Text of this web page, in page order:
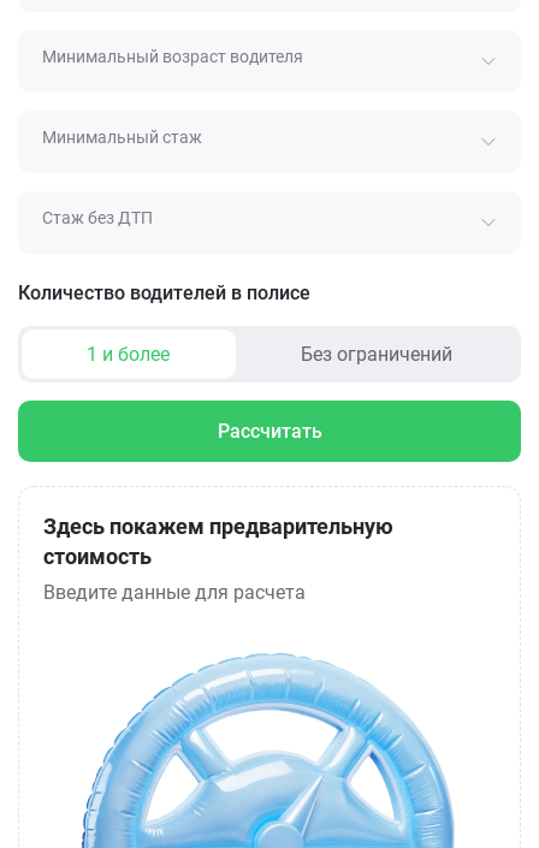
Минимальный возраст водителя
Минимальный стаж
Стаж без ДТП
Количество водителей в полисе
1 и более Без ограничений
Рассчитать
Здесь покажем предварительную
стоимость
Введите данные для расчета